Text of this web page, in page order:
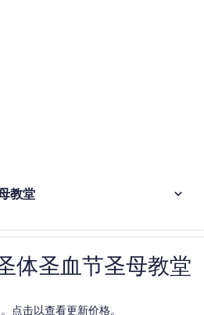
教堂
体圣血节圣母教堂
点击以查看更新价格。